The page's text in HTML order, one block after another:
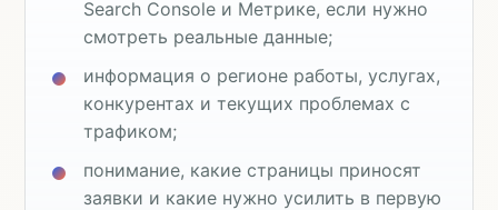
Search Console и Метрике, если нужно
смотреть реальные данные;
информация о регионе работы, услугах,
конкурентах и текущих проблемах с
трафиком;
понимание, какие страницы приносят
заявки и какие нужно усилить в первую